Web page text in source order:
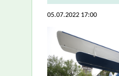
05.07.2022 17:00